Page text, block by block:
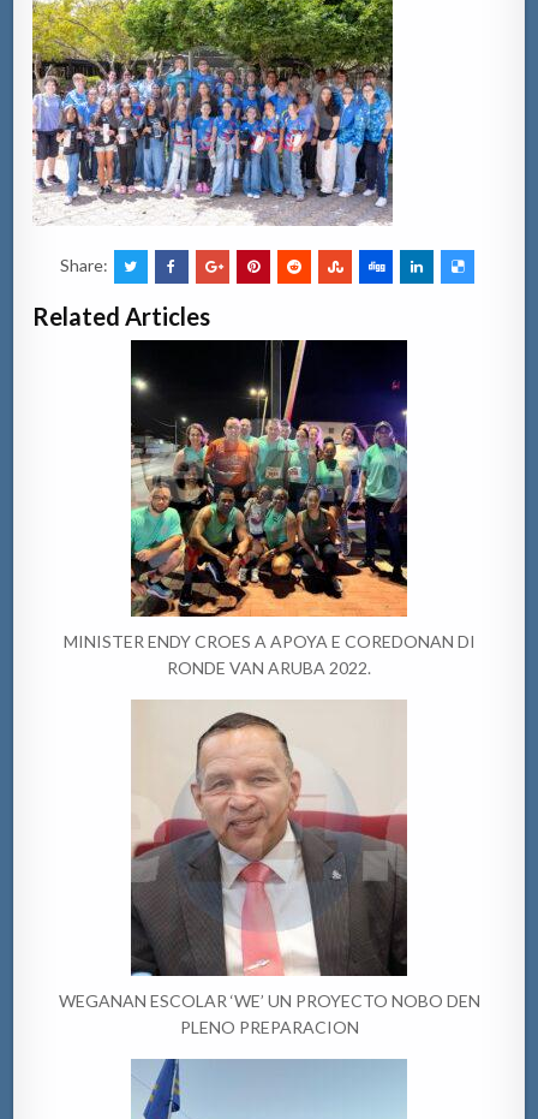
Share:
Related Articles
MINISTER ENDY CROES A APOYA E COREDONAN DI
RONDE VAN ARUBA 2022.
WEGANAN ESCOLAR ‘WE’ UN PROYECTO NOBO DEN
PLENO PREPARACION